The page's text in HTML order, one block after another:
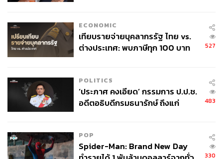
ECONOMIC
เทียบรายจ่ายบุคลากรรัฐ ไทย vs.
ต่างประเทศ: พบภาษีทุก 100 บาท
527
POLITICS
‘ประภาศ คงเอียด’ กรรมการ ป.ป.ช.
อดีตอธิบดีกรมธนารักษ์ ถึงแก่
483
POP
Spider-Man: Brand New Day
330